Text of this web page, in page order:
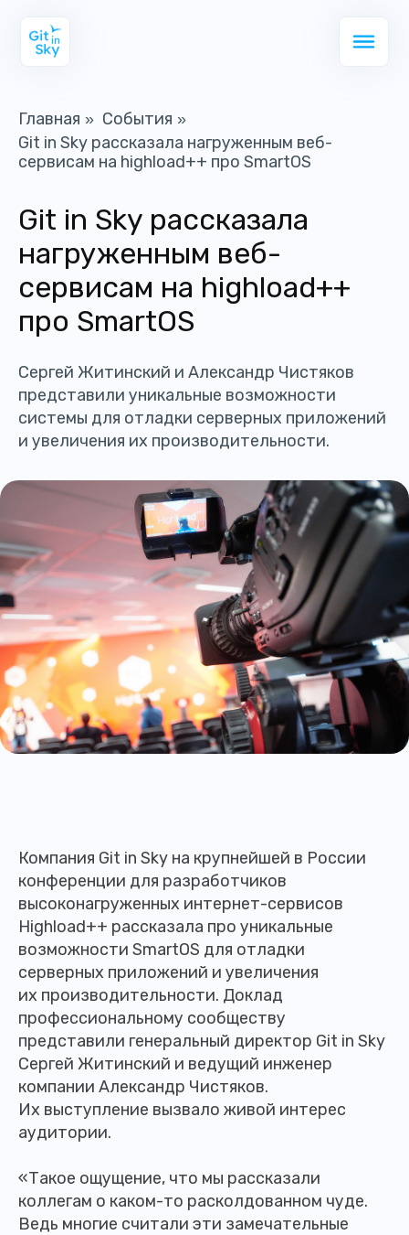
Главная » События »
Git in Sky рассказала нагруженным веб-
сервисам на highload++ про SmartOS
Git in Sky рассказала
нагруженным веб-
сервисам на highload++
про SmartOS
Сергей Житинский и Александр Чистяков
представили уникальные возможности
системы для отладки серверных приложений
и увеличения их производительности.
Компания Git in Sky на крупнейшей в России
конференции для разработчиков
высоконагруженных интернет-сервисов
Highload++ рассказала про уникальные
возможности SmartOS для отладки
серверных приложений и увеличения
их производительности. Доклад
профессиональному сообществу
представили генеральный директор Git in Sky
Сергей Житинский и ведущий инженер
компании Александр Чистяков.
Их выступление вызвало живой интерес
аудитории.
«Такое ощущение, что мы рассказали
коллегам о каком-то расколдованном чуде.
Ведь многие считали эти замечательные